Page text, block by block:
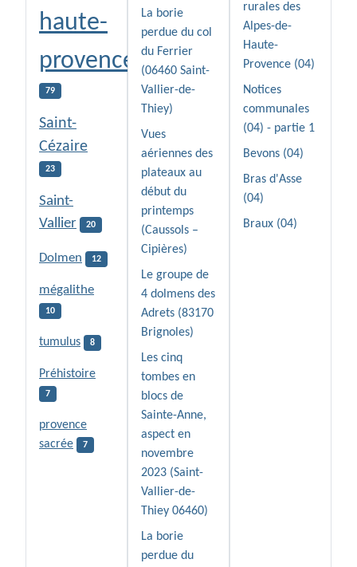
haute-
provence
79
Saint-
Cézaire
23
Saint-
Vallier
20
Dolmen 12
mégalithe
10
tumulus 8
Préhistoire
7
provence
sacrée
7
La borie
perdue du col
du Ferrier
(06460 Saint-
Vallier-de-
Thiey)
Vues
aériennes des
plateaux au
début du
printemps
(Caussols –
Cipières)
Le groupe de
4 dolmens des
Adrets (83170
Brignoles)
Les cinq
tombes en
blocs de
Sainte-Anne,
aspect en
novembre
2023 (Saint-
Vallier-de-
Thiey 06460)
La borie
perdue du
rurales des
Alpes-de-
Haute-
Provence (04)
Notices
communales
(04) - partie 1
Bevons (04)
Bras d'Asse
(04)
Braux (04)